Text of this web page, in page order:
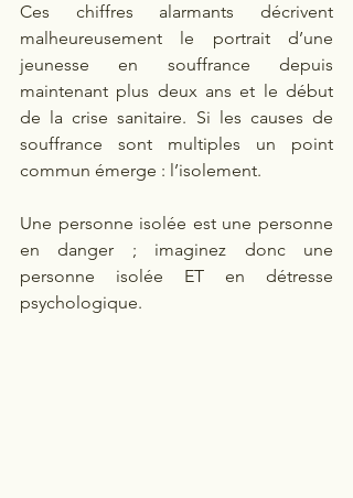
Ces chiffres alarmants décrivent
malheureusement le portrait d’une
jeunesse en souffrance depuis
maintenant plus deux ans et le début
de la crise sanitaire. Si les causes de
souffrance sont multiples un point
commun émerge : l’isolement.
Une personne isolée est une personne
en danger ; imaginez donc une
personne isolée ET en détresse
psychologique.